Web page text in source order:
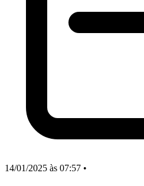
14/01/2025 às 07:57 •